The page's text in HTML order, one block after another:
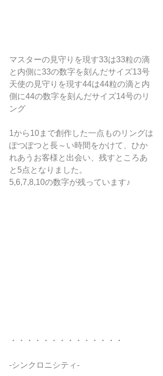
マスターの見守りを現す33は33粒の滴
と内側に33の数字を刻んだサイズ13号
天使の見守りを現す44は44粒の滴と内
側に44の数字を刻んだサイズ14号のリ
ング
1から10まで創作した一点ものリングは
ぽつぽつと長～い時間をかけて、ひか
れあうお客様と出会い、残すところあ
と5点となりました。
5,6,7,8,10の数字が残っています♪
・・・・・・・・・・・・・・
-シンクロニシティ-